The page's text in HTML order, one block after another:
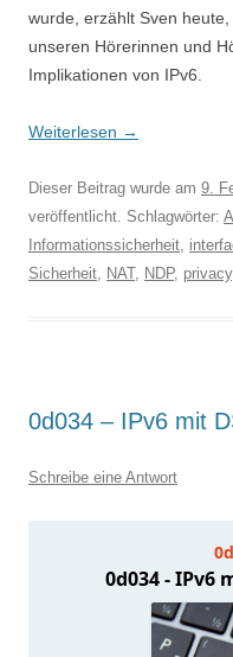
wurde, erzählt Sven
unseren Hörerinnen und
Implikationen von IPv6.
Weiterlesen →
Dieser Beitrag wurde am 9.
veröffentlicht. Schlagwörter:
Informationssicherheit,
Sicherheit, NAT, NDP, privacy
0d034 – IPv6 mit
Schreibe eine Antwort